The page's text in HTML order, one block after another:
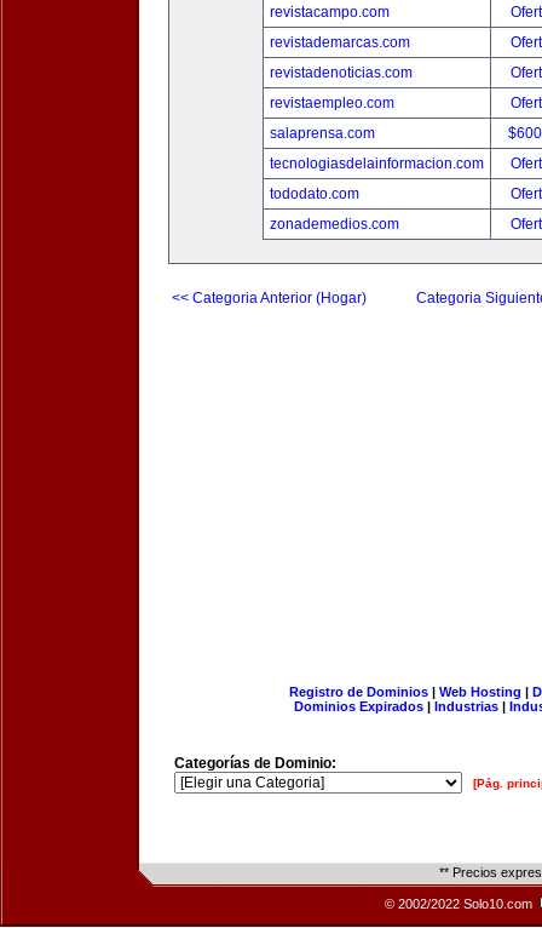
revistacampo.com
revistademarcas.com
revistadenoticias.com
revistaempleo.com
salaprensa.com
tecnologiasdelainformacion.com
tododato.com
zonademedios.com
<< Categoria Anterior (Hogar) Categoria
Registro de Dominios| Web Hosting |
Dominios Expirados | Industrias |
Categorías de Dominio:
[Pág.
** Precios
© 2002/2022 Solo10.com